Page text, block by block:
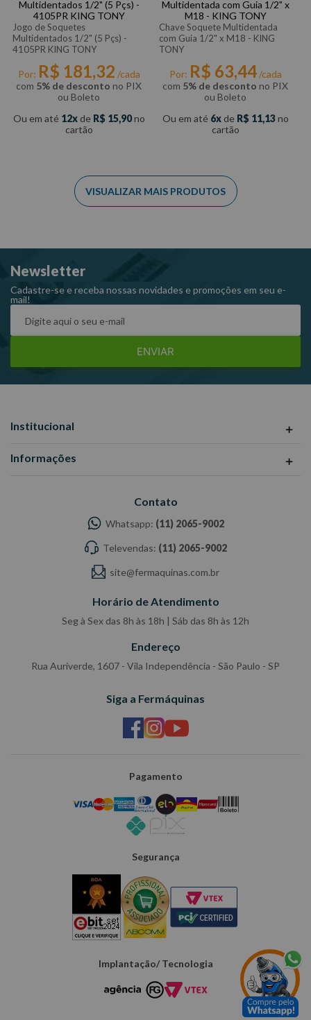
Jogo de Soquetes
Multidentados 1/2" (5 Pçs) -
4105PR KING TONY
Por: R$ 181,32 /cada
com 5% de desconto no PIX
ou Boleto
Ou em até 12 de R$ 15,90no
cartão
Chave Soquete Multidentada
com Guia 1/2" x M18 - KING
TONY
Por: R$ 63,44/cada
com 5% de desconto no PIX
ou Boleto
Ou em até 6 de R$ 11,13no
cartão
Newsletter
Cadastre-se e receba nossas novidades e promoções em seu e-
mail!
ENVIAR
Institucional
Informações
Contato
Whatsapp: (11) 2065-9002
Televendas: (11) 2065-9002
site@fermaquinas.com.br
Horário de Atendimento
Seg à Sex das 8h às 18h | Sáb das 8h às 12h
Endereço
Rua Auriverde, 1607 - Vila Independência - São Paulo - SP
Siga a Fermáquinas
Pagamento
Segurança
Implantação/ Tecnologia